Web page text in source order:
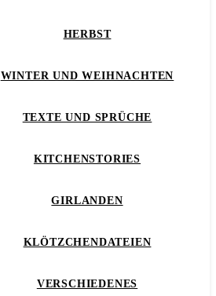
HERBST
WINTER UND WEIHNACHTEN
TEXTE UND SPRÜCHE
KITCHENSTORIES
GIRLANDEN
KLÖTZCHENDATEIEN
VERSCHIEDENES